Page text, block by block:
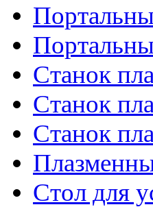
Станок
Станок
Станок
Стол для